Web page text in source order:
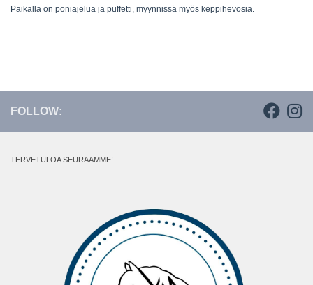
Paikalla on poniajelua ja puffetti, myynnissä myös keppihevosia.
FOLLOW:
TERVETULOA SEURAAMME!